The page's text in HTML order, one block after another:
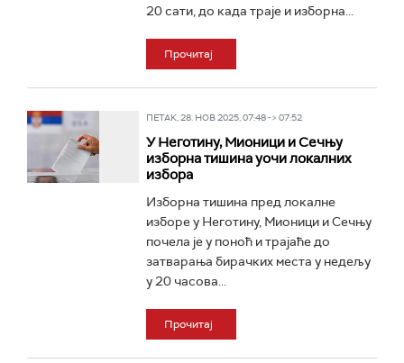
20 сати, до када траје и изборна...
Прочитај
ПЕТАК, 28. НОВ 2025, 07:48 -> 07:52
У Неготину, Мионици и Сечњу
изборна тишина уочи локалних
избора
Изборна тишина пред локалне
изборе у Неготину, Мионици и Сечњу
почела је у поноћ и трајаће до
затварања бирачких места у недељу
у 20 часова...
Прочитај